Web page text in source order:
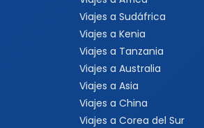
Viajes a Sudáfrica
Viajes a Kenia
Viajes a Tanzania
Viajes a Australia
Viajes a Asia
Viajes a China
Viajes a Corea del Sur